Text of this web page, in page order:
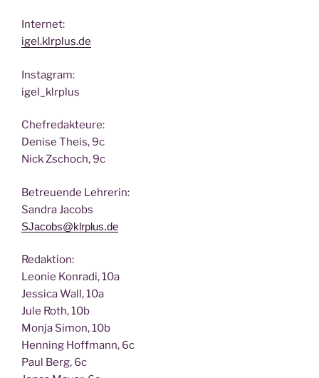
Inter­net:
igel.klrplus.de
Insta­gram:
igel_klrplus
Chef­re­dak­teu­re:
Deni­se Theis, 9c
Nick Zscho­ch, 9c
Betreu­en­de Lehrerin:
San­dra Jacobs
SJacobs@klrplus.de
Redak­ti­on:
Leo­nie Kon­ra­di, 10a
Jes­si­ca Wall, 10a
Jule Roth, 10b
Mon­ja Simon, 10b
Hen­ning Hoff­mann, 6c
Paul Berg, 6c